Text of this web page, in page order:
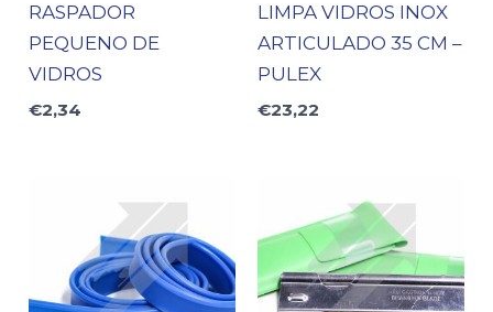
RASPADOR
PEQUENO DE
VIDROS
€2,34
LIMPA VIDROS INOX
ARTICULADO 35 CM –
PULEX
€23,22